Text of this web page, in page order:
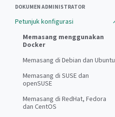
DOKUMEN ADMINISTRATOR
Petunjuk konfigurasi
Memasang menggunakan
Docker
Memasang di Debian dan Ubuntu
Memasang di SUSE dan
openSUSE
Memasang di RedHat, Fedora
dan CentOS